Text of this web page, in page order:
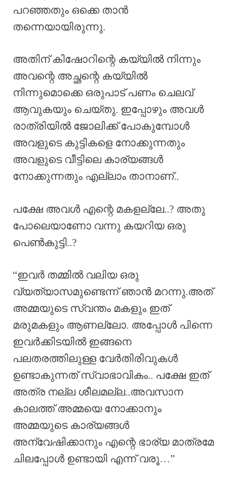
പറഞ്ഞതും ഒക്കെ താൻ
തന്നെയായിരുന്നു.
അതിന് കിഷോറിന്റെ കയ്യിൽ നിന്നും
അവന്റെ അച്ഛന്റെ കയ്യിൽ
നിന്നുമൊക്കെ ഒരുപാട് പണം ചെലവ്
ആവുകയും ചെയ്തു. ഇപ്പോഴും അവൾ
രാത്രിയിൽ ജോലിക്ക് പോകുമ്പോൾ
അവളുടെ കുട്ടികളെ നോക്കുന്നതും
അവളുടെ വീട്ടിലെ കാര്യങ്ങൾ
നോക്കുന്നതും എല്ലാം താനാണ്..
പക്ഷേ അവൾ എന്റെ മകളല്ലേ..? അതു
പോലെയാണോ വന്നു കയറിയ ഒരു
പെൺകുട്ടി..?
“ഇവർ തമ്മിൽ വലിയ ഒരു
വ്യത്യാസമുണ്ടെന്ന് ഞാൻ മറന്നു.അത്
അമ്മയുടെ സ്വന്തം മകളും ഇത്
മരുമകളും ആണല്ലോ. അപ്പോൾ പിന്നെ
ഇവർക്കിടയിൽ ഇങ്ങനെ
പലതരത്തിലുള്ള വേർതിരിവുകൾ
ഉണ്ടാകുന്നത് സ്വാഭാവികം.. പക്ഷേ ഇത്
അത്ര നല്ല ശീലമല്ല..അവസാന
കാലത്ത് അമ്മയെ നോക്കാനും
അമ്മയുടെ കാര്യങ്ങൾ
അന്വേഷിക്കാനും എന്റെ ഭാര്യ മാത്രമേ
ചിലപ്പോൾ ഉണ്ടായി എന്ന് വരൂ…”